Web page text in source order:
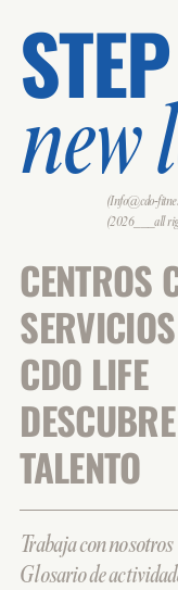
new
(Info@cdo-
(2026___all
CENTROS
SERVICIOS
CDO LIFE
DESCUBRE
TALENTO
Trabaja con nosotros
Glosario de